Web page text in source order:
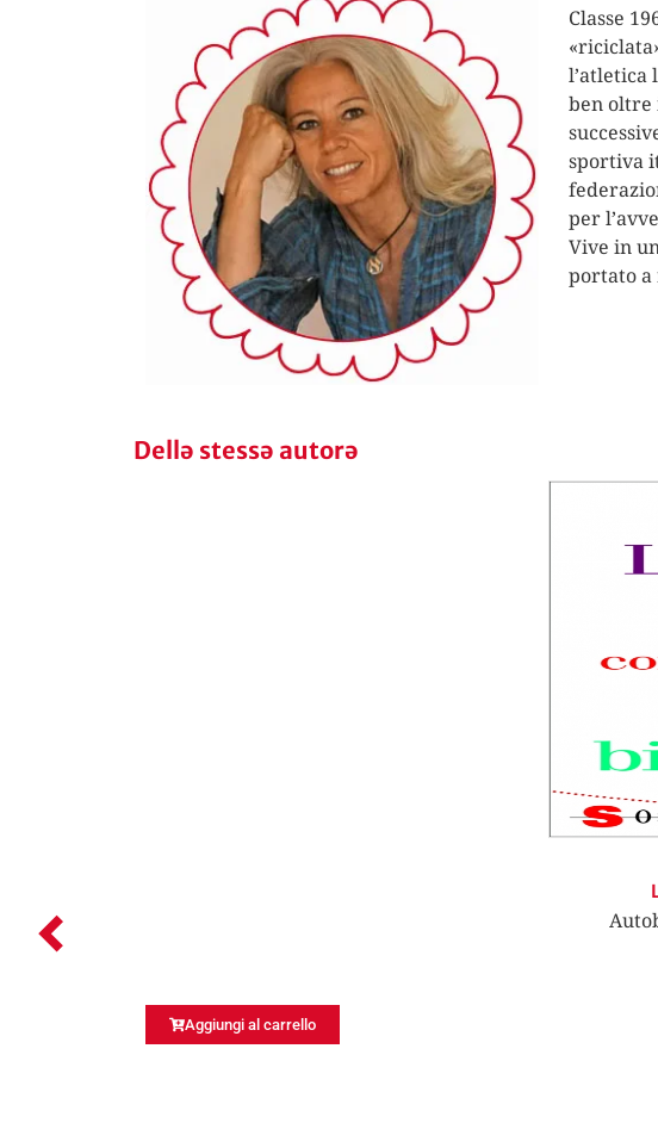
Classe
l’atletica
ben oltre
sportiva
per
Vive in
portato a
Dellə stessə autorə
Aggiungi al carrello